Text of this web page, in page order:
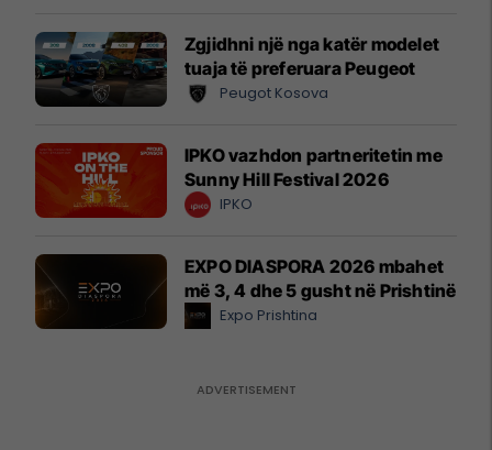
Zgjidhni një nga katër modelet
tuaja të preferuara Peugeot
Peugot Kosova
IPKO vazhdon partneritetin me
Sunny Hill Festival 2026
IPKO
EXPO DIASPORA 2026 mbahet
më 3, 4 dhe 5 gusht në Prishtinë
Expo Prishtina